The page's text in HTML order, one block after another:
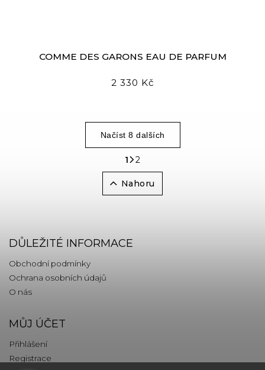
COMME DES GARҪONS EAU DE PARFUM
2 330 Kč
Načíst 8 dalších
1 2
Nahoru
DŮLEŽITÉ INFORMACE
Obchodní podmínky
Ochrana osobních údajů
O nás
MŮJ ÚČET
Přihlášení
Registrace